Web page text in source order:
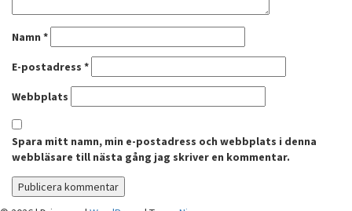
Namn *
E-postadress *
Webbplats
Spara mitt namn, min e-postadress och webbplats i denna
webbläsare till nästa gång jag skriver en kommentar.